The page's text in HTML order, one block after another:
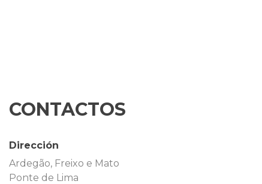
CONTACTOS
Dirección
Ardegão, Freixo e Mato
Ponte de Lima